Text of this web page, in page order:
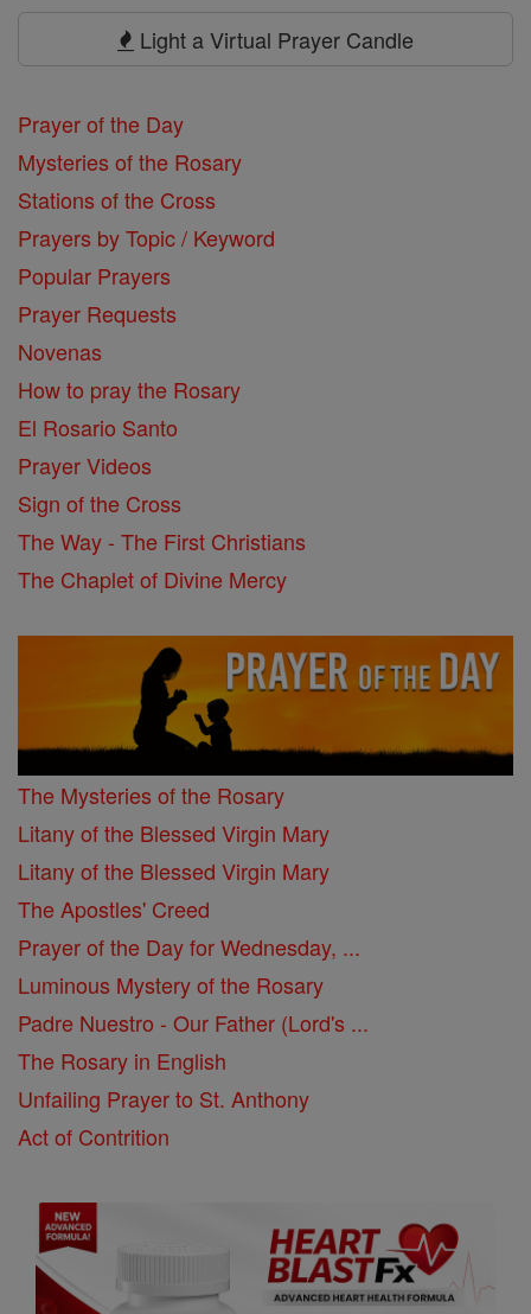
Light a Virtual Prayer Candle
Prayer of the Day
Mysteries of the Rosary
Stations of the Cross
Prayers by Topic / Keyword
Popular Prayers
Prayer Requests
Novenas
How to pray the Rosary
El Rosario Santo
Prayer Videos
Sign of the Cross
The Way - The First Christians
The Chaplet of Divine Mercy
The Mysteries of the Rosary
Litany of the Blessed Virgin Mary
Litany of the Blessed Virgin Mary
The Apostles' Creed
Prayer of the Day for Wednesday, ...
Luminous Mystery of the Rosary
Padre Nuestro - Our Father (Lord's ...
The Rosary in English
Unfailing Prayer to St. Anthony
Act of Contrition